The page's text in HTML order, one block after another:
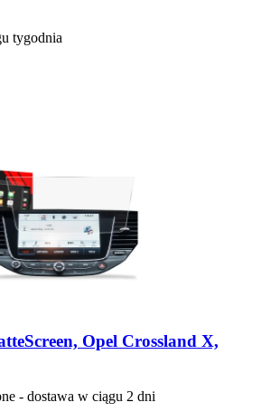
tygodnia
Opel Crossland X,
- dostawa w ciągu 2 dni